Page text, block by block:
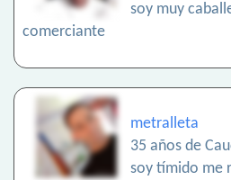
soy muy
comerciante
metralleta
35 años de
soy tímido me